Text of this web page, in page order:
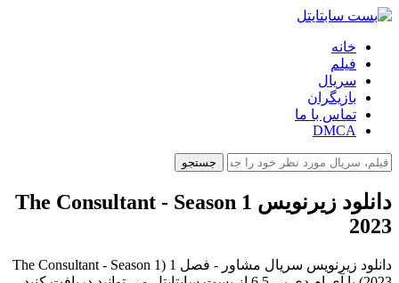
خانه
فیلم
سریال
بازیگران
تماس با ما
DMCA
جستجو
دانلود زیرنویس The Consultant - Season 1
2023
دانلود زیرنویس سریال مشاور - فصل 1 (The Consultant - Season 1